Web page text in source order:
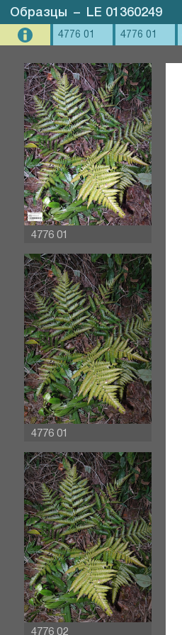
Образцы – LE 01360249
4776 01 4776 01
4776 01
4776 01
4776 02